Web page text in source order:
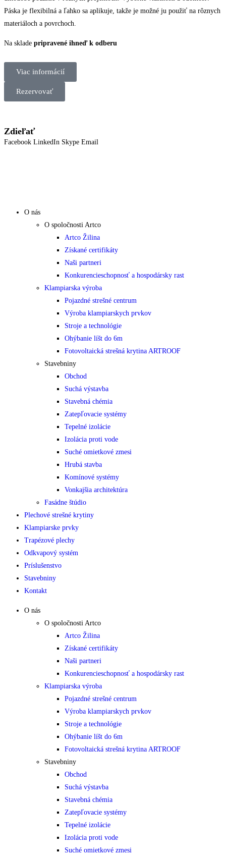
Páska je flexibilná a ľahko sa aplikuje, takže je možné ju použiť na rôznych
materiáloch a povrchoch.
Na sklade pripravené ihneď k odberu
Viac informácií
Rezervovať
Zdieľať
Facebook LinkedIn Skype Email
O nás
O spoločnosti Artco
Artco Žilina
Získané certifikáty
Naši partneri
Konkurencieschopnosť a hospodársky rast
Klampiarska výroba
Pojazdné strešné centrum
Výroba klampiarskych prvkov
Stroje a technológie
Ohýbanie líšt do 6m
Fotovoltaická strešná krytina ARTROOF
Stavebniny
Obchod
Suchá výstavba
Stavebná chémia
Zatepľovacie systémy
Tepelné izolácie
Izolácia proti vode
Suché omietkové zmesi
Hrubá stavba
Komínové systémy
Vonkajšia architektúra
Fasádne štúdio
Plechové strešné krytiny
Klampiarske prvky
Trapézové plechy
Odkvapový systém
Príslušenstvo
Stavebniny
Kontakt
O nás
O spoločnosti Artco
Artco Žilina
Získané certifikáty
Naši partneri
Konkurencieschopnosť a hospodársky rast
Klampiarska výroba
Pojazdné strešné centrum
Výroba klampiarskych prvkov
Stroje a technológie
Ohýbanie líšt do 6m
Fotovoltaická strešná krytina ARTROOF
Stavebniny
Obchod
Suchá výstavba
Stavebná chémia
Zatepľovacie systémy
Tepelné izolácie
Izolácia proti vode
Suché omietkové zmesi